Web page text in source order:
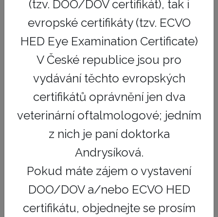
zázemí a technologického vybavení. Tento typ
pracoviště vykonává specializované úkony dle
požadavků lékařů z prvního a druhého stupně a následně
se klient a pacient vrací ke svému původnímu lékaři.
Tento systém umožňuje vyšší profesionalizaci
jednotlivých klinik na trhu.
Jak konkrétně postupujeme v
realizování vize společnosti
Vytváříme Lékařskou radu, která se stane garantem
všemi veterinárními klinikami. Respektuje a
(tzv. DOO/DOV certifikát), tak i
evropské certifikáty (tzv. ECVO
HED Eye Examination Certificate)
V České republice jsou pro
vydávání těchto evropských
certifikátů oprávnění jen dva
veterinární oftalmologové; jedním
z nich je paní doktorka
Andrysíková.
Pokud máte zájem o vystavení
DOO/DOV a/nebo ECVO HED
certifikátu, objednejte se prosím